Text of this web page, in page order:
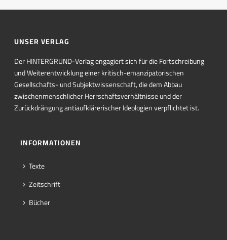
UNSER VERLAG
Der HINTERGRUND-Verlag engagiert sich für die Fortschreibung
und Weiterentwicklung einer kritisch-emanzipatorischen
Gesellschafts- und Subjektwissenschaft, die dem Abbau
zwischenmenschlicher Herrschaftsverhältnisse und der
Zurückdrängung antiaufklärerischer Ideologien verpflichtet ist.
INFORMATIONEN
Texte
Zeitschrift
Bücher